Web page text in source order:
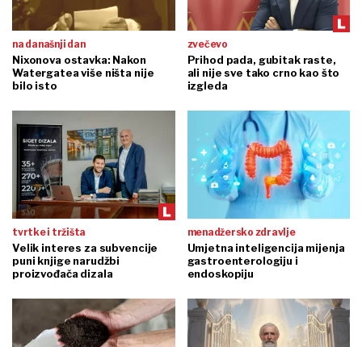
na današnji dan
Nixonova ostavka: Nakon
Watergatea više ništa nije
bilo isto
zvečevo
Prihod pada, gubitak raste,
ali nije sve tako crno kao što
izgleda
tvrtke i tržišta
Velik interes za subvencije
puni knjige narudžbi
proizvođača dizala
menadžersko zdravlje
Umjetna inteligencija mijenja
gastroenterologiju i
endoskopiju